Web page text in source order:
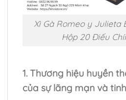
Xì Gà Romeo y Julieta
Hộp 20 Điếu
1. Thương hiệu huyền
của sự lãng mạn và